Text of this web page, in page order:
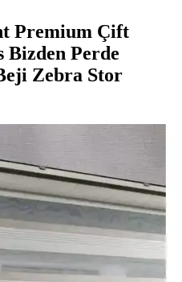
Premium Çift
Bizden Perde
Zebra Stor